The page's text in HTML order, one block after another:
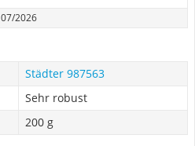
07/2026
Städter 987563
Sehr robust
200 g